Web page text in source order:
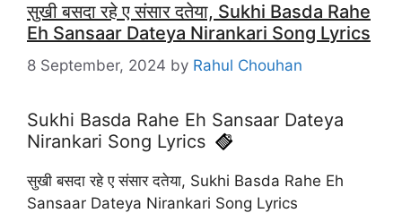
सुखी बसदा रहे ए संसार दतेया, Sukhi Basda Rahe
Eh Sansaar Dateya Nirankari Song Lyrics
8 September, 2024 by Rahul Chouhan
Sukhi Basda Rahe Eh Sansaar Dateya
Nirankari Song Lyrics
सुखी बसदा रहे ए संसार दतेया, Sukhi Basda Rahe Eh
Sansaar Dateya Nirankari Song Lyrics